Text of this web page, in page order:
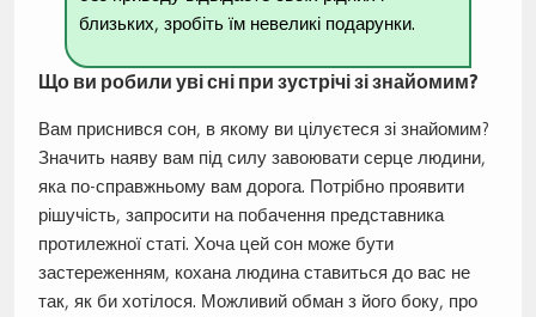
близьких, зробіть їм невеликі подарунки.
Що ви робили уві сні при зустрічі зі знайомим?
Вам приснився сон, в якому ви цілуєтеся зі знайомим?
Значить наяву вам під силу завоювати серце людини,
яка по-справжньому вам дорога. Потрібно проявити
рішучість, запросити на побачення представника
протилежної статі. Хоча цей сон може бути
застереженням, кохана людина ставиться до вас не
так, як би хотілося. Можливий обман з його боку, про